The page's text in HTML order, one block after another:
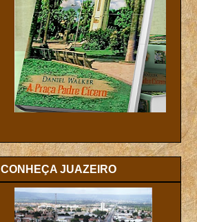
CONHEÇA JUAZEIRO